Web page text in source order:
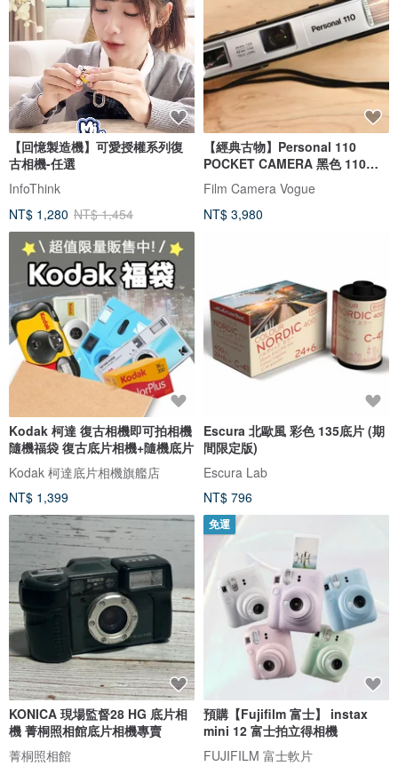
【回憶製造機】可愛授權系列復
古相機-任選
InfoThink
NT$ 1,280 NT$ 1,454
【經典古物】Personal 110
POCKET CAMERA 黑色 110底
片 間諜相機
Film Camera Vogue
NT$ 3,980
Kodak 柯達 復古相機即可拍相機
隨機福袋 復古底片相機+隨機底片
Kodak 柯達底片相機旗艦店
NT$ 1,399
Escura 北歐風 彩色 135底片 (期
間限定版)
Escura Lab
NT$ 796
KONICA 現場監督28 HG 底片相
機 菁桐照相館底片相機專賣
菁桐照相館
免運
預購【Fujifilm 富士】 instax
mini 12 富士拍立得相機
FUJIFILM 富士軟片